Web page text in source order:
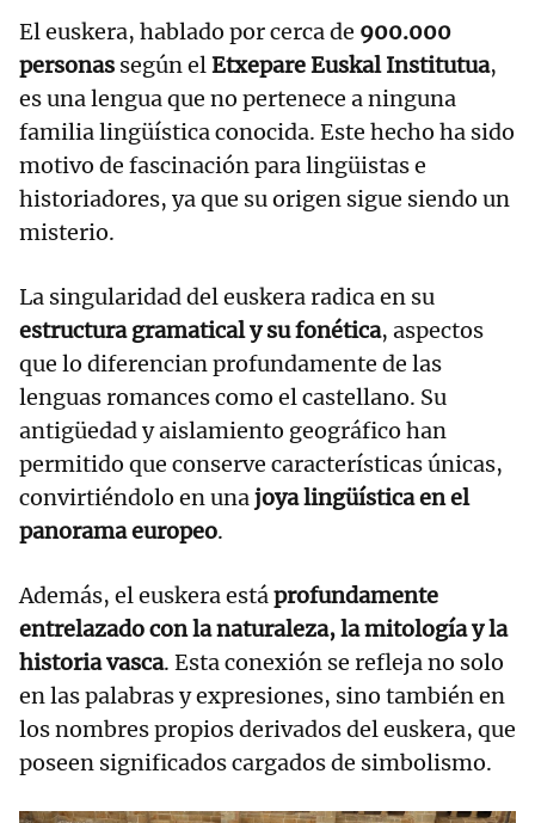
El euskera, hablado por cerca de 900.000
personas según elEtxepare Euskal Institutua,
es una lengua que no pertenece a ninguna
familia lingüística conocida. Este hecho ha sido
motivo de fascinación para lingüistas e
historiadores, ya que su origen sigue siendo un
misterio.
La singularidad del euskera radica en su
estructura gramatical y su fonética, aspectos
que lo diferencian profundamente de las
lenguas romances como el castellano. Su
antigüedad y aislamiento geográfico han
permitido que conserve características únicas,
convirtiéndolo en unajoya lingüística en el
panorama europeo.
Además, el euskera estáprofundamente
entrelazado con la naturaleza, la mitología y la
historia vasca. Esta conexión se refleja no solo
en las palabras y expresiones, sino también en
los nombres propios derivados del euskera, que
poseen significados cargados de simbolismo.